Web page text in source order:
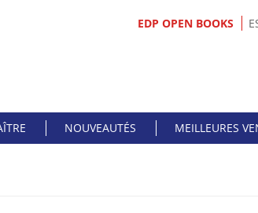
EDP OPEN BOOKS
NOUVEAUTÉS MEILLEURES